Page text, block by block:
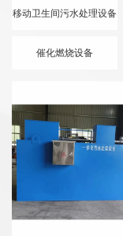
移动卫生间污水处理设备
催化燃烧设备